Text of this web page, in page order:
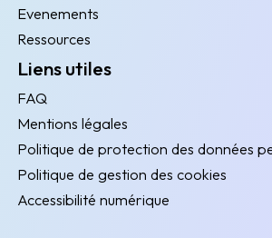
Evenements
Ressources
Liens utiles
FAQ
Mentions légales
Politique de protection des données
Politique de gestion des cookies
Accessibilité numérique